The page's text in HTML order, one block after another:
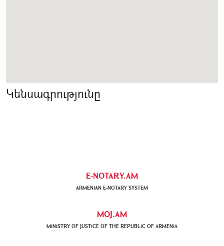
Կենսագրությունը
E-NOTARY.AM
ARMENIAN Е-NOTARY SYSTEM
MOJ.AM
MINISTRY OF JUSTICE OF THE REPUBLIC OF ARMENIA